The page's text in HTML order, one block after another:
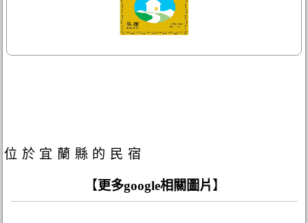
位於宜蘭縣的民宿
【 更多google相關圖片 】